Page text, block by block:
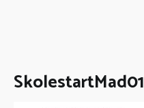
SkolestartMad01